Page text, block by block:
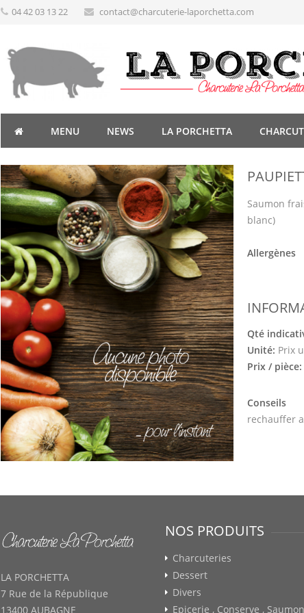
04 42 03 13 22 contact@charcuterie-laporchetta.com
MENU NEWS LA PORCHETTA
Saumon
blanc)
Allergènes
Qté
Unité: Prix
Prix / pièce:
Conseils
rechauffer
LA PORCHETTA
7 Rue de la République
13400 AUBAGNE
NOS PRODUITS
Charcuteries
Dessert
Divers
Epicerie , Conserve ,